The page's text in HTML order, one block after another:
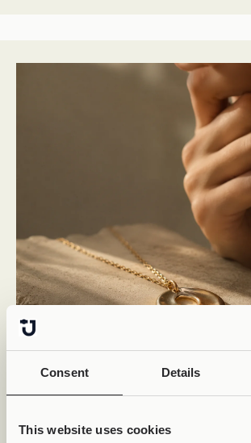
Consent Details
This website uses cookies
Τα καλύτερα σύμβολα
Τα πιο ισχυρά σύμβολα δεν